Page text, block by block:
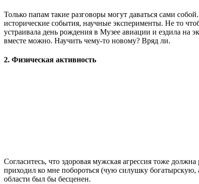
Только папам такие разговоры могут даваться сами
исторические события, научные эксперименты. Не то
устраивала день рождения в Музее авиации и ездила
вместе можно. Научить чему-то новому? Вряд ли.
2. Физическая активность
Согласитесь, что здоровая мужская агрессия тоже
приходил ко мне побороться (чую силушку
области был бы бесценен.